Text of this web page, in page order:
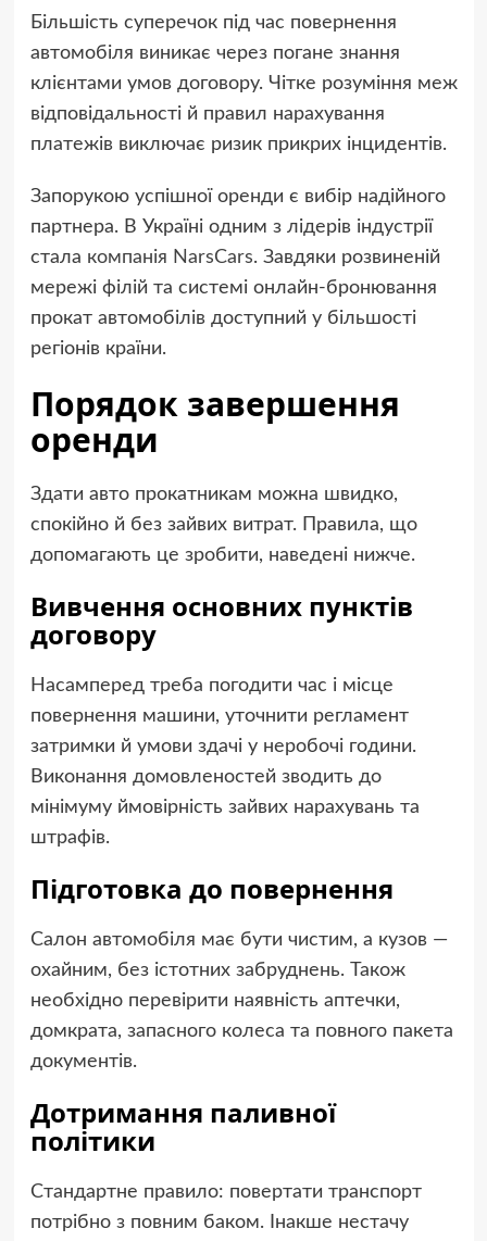
Більшість суперечок під час повернення
автомобіля виникає через погане знання
клієнтами умов договору. Чітке розуміння меж
відповідальності й правил нарахування
платежів виключає ризик прикрих інцидентів.
Запорукою успішної оренди є вибір надійного
партнера. В Україні одним з лідерів індустрії
стала компанія NarsCars. Завдяки розвиненій
мережі філій та системі онлайн-бронювання
прокат автомобілів доступний у більшості
регіонів країни.
Порядок завершення
оренди
Здати авто прокатникам можна швидко,
спокійно й без зайвих витрат. Правила, що
допомагають це зробити, наведені нижче.
Вивчення основних пунктів
договору
Насамперед треба погодити час і місце
повернення машини, уточнити регламент
затримки й умови здачі у неробочі години.
Виконання домовленостей зводить до
мінімуму ймовірність зайвих нарахувань та
штрафів.
Підготовка до повернення
Салон автомобіля має бути чистим, а кузов —
охайним, без істотних забруднень. Також
необхідно перевірити наявність аптечки,
домкрата, запасного колеса та повного пакета
документів.
Дотримання паливної
політики
Стандартне правило: повертати транспорт
потрібно з повним баком. Інакше нестачу